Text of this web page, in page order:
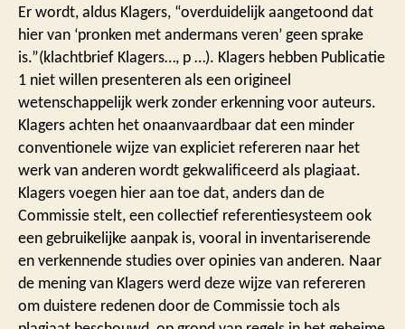
Er wordt, aldus Klagers, “overduidelijk aangetoond dat
hier van ‘pronken met andermans veren’ geen sprake
is.”(klachtbrief Klagers…, p …). Klagers hebben Publicatie
1 niet willen presenteren als een origineel
wetenschappelijk werk zonder erkenning voor auteurs.
Klagers achten het onaanvaardbaar dat een minder
conventionele wijze van expliciet refereren naar het
werk van anderen wordt gekwalificeerd als plagiaat.
Klagers voegen hier aan toe dat, anders dan de
Commissie stelt, een collectief referentiesysteem ook
een gebruikelijke aanpak is, vooral in inventariserende
en verkennende studies over opinies van anderen. Naar
de mening van Klagers werd deze wijze van refereren
om duistere redenen door de Commissie toch als